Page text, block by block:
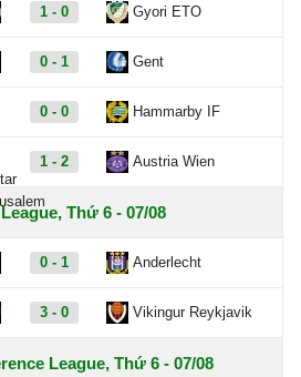
1 - 0 Gyori ETO
0 - 1 Gent
0 - 0 Hammarby IF
1 - 2 Austria Wien
Thứ 6 - 07/08
0 - 1 Anderlecht
3 - 0 Vikingur Reykjavik
League, Thứ 6 - 07/08